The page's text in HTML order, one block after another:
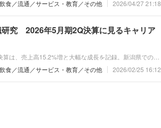
達成しました。
食／流通／サービス・教育／その他 2026/04/27 21:18
究 2026年5月期2Q決算に見るキャリア
は、売上高15.2%増と大幅な成長を記録。新潟県での大
新中期経営計画の始動など、事業規模の拡大に伴い新た
オキなのか？」その転職価値を整理します。
食／流通／サービス・教育／その他 2026/02/25 16:12